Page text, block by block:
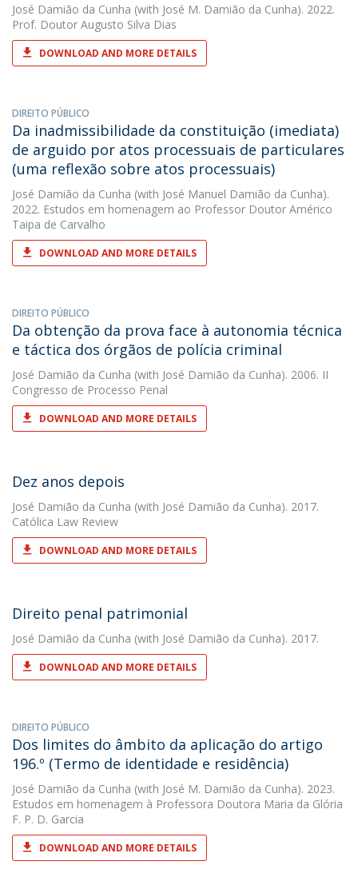
José Damião da Cunha (with José M. Damião da Cunha). 2022.
Prof. Doutor Augusto Silva Dias
DOWNLOAD AND MORE DETAILS
DIREITO PÚBLICO
Da inadmissibilidade da constituição (imediata)
de arguido por atos processuais de particulares
(uma reflexão sobre atos processuais)
José Damião da Cunha (with José Manuel Damião da Cunha).
2022. Estudos em homenagem ao Professor Doutor Américo
Taipa de Carvalho
DOWNLOAD AND MORE DETAILS
DIREITO PÚBLICO
Da obtenção da prova face à autonomia técnica
e táctica dos órgãos de polícia criminal
José Damião da Cunha (with José Damião da Cunha). 2006. II
Congresso de Processo Penal
DOWNLOAD AND MORE DETAILS
Dez anos depois
José Damião da Cunha (with José Damião da Cunha). 2017.
Católica Law Review
DOWNLOAD AND MORE DETAILS
Direito penal patrimonial
José Damião da Cunha (with José Damião da Cunha). 2017.
DOWNLOAD AND MORE DETAILS
DIREITO PÚBLICO
Dos limites do âmbito da aplicação do artigo
196.º (Termo de identidade e residência)
José Damião da Cunha (with José M. Damião da Cunha). 2023.
Estudos em homenagem à Professora Doutora Maria da Glória
F. P. D. Garcia
DOWNLOAD AND MORE DETAILS